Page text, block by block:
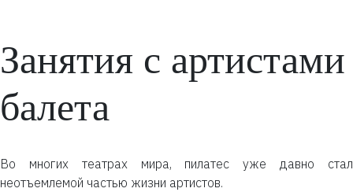
Занятия с артистами
балета
Во многих театрах мира, пилатес уже давно стал
неотъемлемой частью жизни артистов.